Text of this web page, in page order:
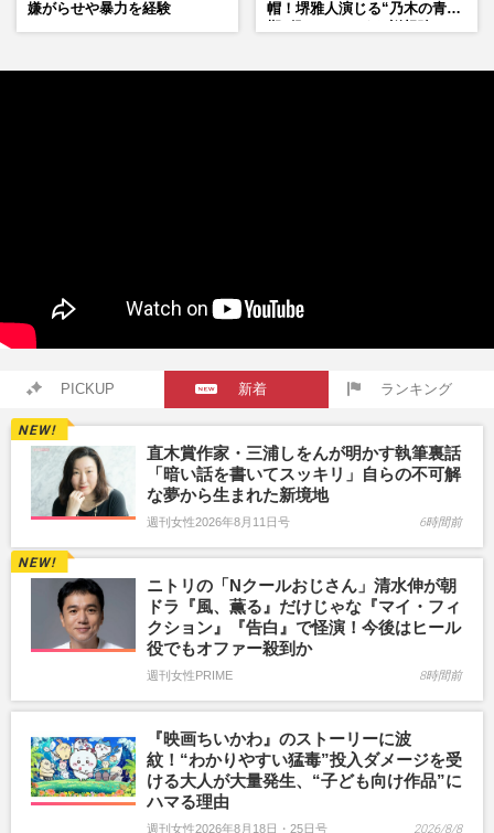
嫌がらせや暴力を経験
帽！堺雅人演じる“乃木の青年
PICKUP 新着 ランキング
直木賞作家・三浦しをんが明かす執筆裏話
「暗い話を書いてスッキリ」自らの不可解
な夢から生まれた新境地
週刊女性2026年8月11日号 6時間前
ニトリの「Nクールおじさん」清水伸が朝
ドラ『風、薫る』だけじゃな『マイ・フィ
クション』『告白』で怪演！今後はヒール
役でもオファー殺到か
週刊女性PRIME 8時間前
『映画ちいかわ』のストーリーに波
紋！“わかりやすい猛毒”投入ダメージを受
ける大人が大量発生、“子ども向け作品”に
ハマる理由
週刊女性2026年8月18日・25日号 2026/8/8